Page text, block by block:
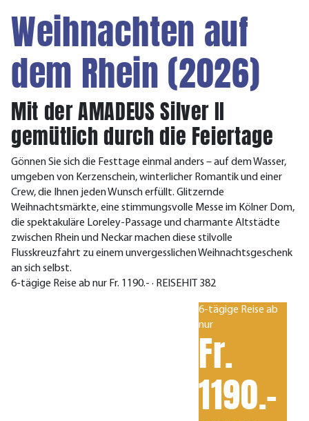
Weihnachten auf
dem Rhein (2026)
Mit der AMADEUS Silver II
gemütlich durch die Feiertage
Gönnen Sie sich die Festtage einmal anders – auf dem Wasser,
umgeben von Kerzenschein, winterlicher Romantik und einer
Crew, die Ihnen jeden Wunsch erfüllt. Glitzernde
Weihnachtsmärkte, eine stimmungsvolle Messe im Kölner Dom,
die spektakuläre Loreley-Passage und charmante Altstädte
zwischen Rhein und Neckar machen diese stilvolle
Flusskreuzfahrt zu einem unvergesslichen Weihnachtsgeschenk
an sich selbst.
6-tägige Reise ab nur Fr. 1190.- · REISEHIT 382
6-tägige Reise ab
nur
Fr.
1190.-